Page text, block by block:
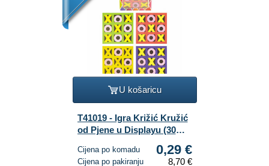
U košaricu
T41019 - Igra Križić Kružić
od Pjene u Displayu (30
Cijena po komadu 0,29 €
Cijena po pakiranju 8,70 €